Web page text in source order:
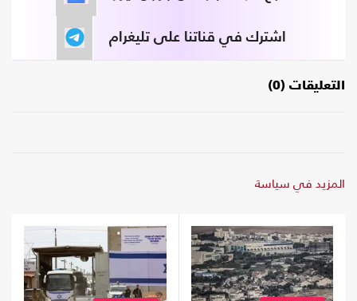
اشترك في قناتنا على تليغرام
التعليقات (0)
المزيد في سياسة